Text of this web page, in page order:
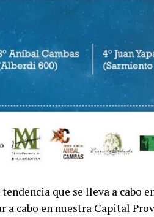
que se lleva a cabo
a cabo en nuestra Capital